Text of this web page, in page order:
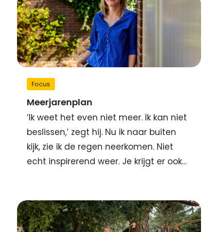
Focus
Meerjarenplan
‘Ik weet het even niet meer. Ik kan niet
beslissen,’ zegt hij. Nu ik naar buiten
kijk, zie ik de regen neerkomen. Niet
echt inspirerend weer. Je krijgt er ook…